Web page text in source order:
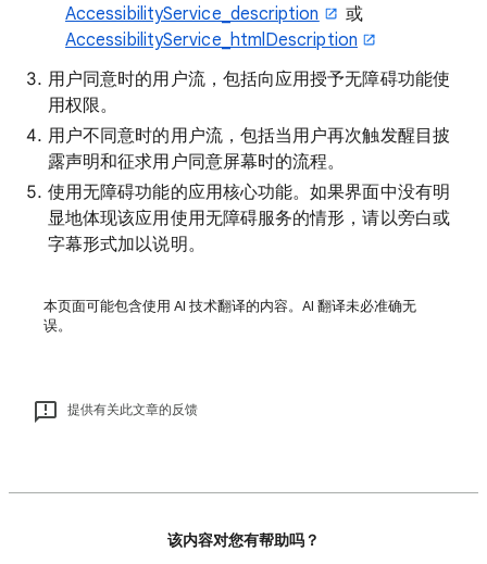
AccessibilityService_description
或
AccessibilityService_htmlDescription
用户同意时的用户流，包括向应用授予无障碍功能使
用权限。
用户不同意时的用户流，包括当用户再次触发醒目披
露声明和征求用户同意屏幕时的流程。
使用无障碍功能的应用核心功能。如果界面中没有明
显地体现该应用使用无障碍服务的情形，请以旁白或
字幕形式加以说明。
本页面可能包含使用 AI 技术翻译的内容。AI 翻译未必准确无
误。
提供有关此文章的反馈
该内容对您有帮助吗？